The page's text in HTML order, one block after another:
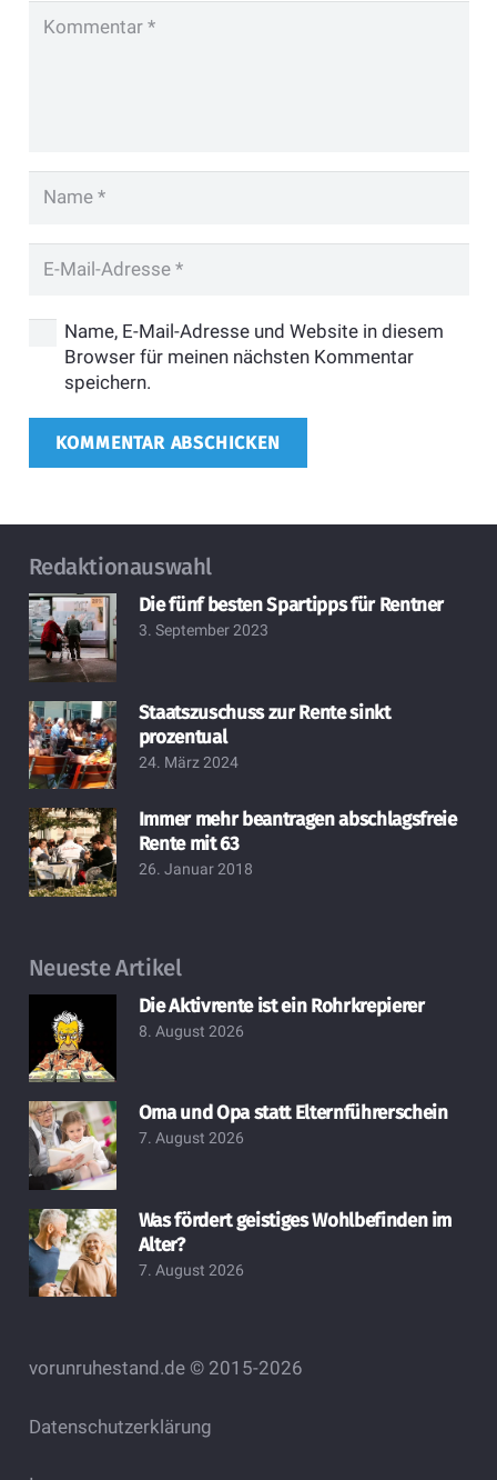
Name, E-Mail-Adresse und Website in diesem
Browser für meinen nächsten Kommentar
speichern.
KOMMENTAR ABSCHICKEN
Redaktionauswahl
Die fünf besten Spartipps für Rentner
3. September 2023
Staatszuschuss zur Rente sinkt
prozentual
24. März 2024
Immer mehr beantragen abschlagsfreie
Rente mit 63
26. Januar 2018
Neueste Artikel
Die Aktivrente ist ein Rohrkrepierer
8. August 2026
Oma und Opa statt Elternführerschein
7. August 2026
Was fördert geistiges Wohlbefinden im
Alter?
7. August 2026
vorunruhestand.de © 2015-2026
Datenschutzerklärung